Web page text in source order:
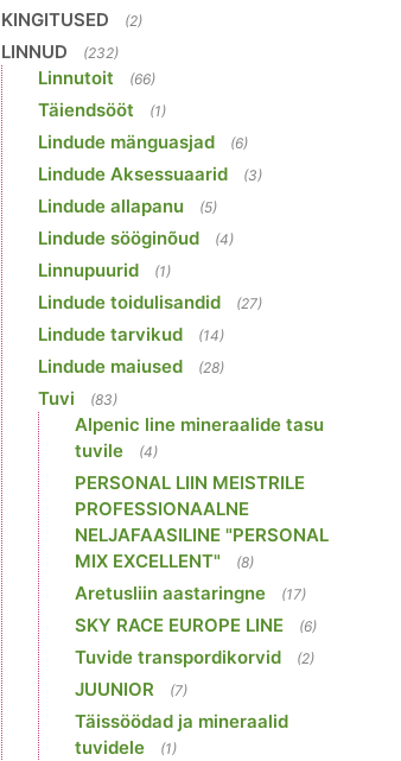
KINGITUSED (2)
LINNUD (232)
Linnutoit (66)
Täiendsööt (1)
Lindude mänguasjad (6)
Lindude Aksessuaarid (3)
Lindude allapanu (5)
Lindude sööginõud (4)
Linnupuurid (1)
Lindude toidulisandid (27)
Lindude tarvikud (14)
Lindude maiused (28)
Tuvi (83)
Alpenic line mineraalide tasu
tuvile
(4)
PERSONAL LIIN MEISTRILE
PROFESSIONAALNE
NELJAFAASILINE "PERSONAL
MIX EXCELLENT"
(8)
Aretusliin aastaringne (17)
SKY RACE EUROPE LINE (6)
Tuvide transpordikorvid (2)
JUUNIOR (7)
Täissöödad ja mineraalid
tuvidele
(1)